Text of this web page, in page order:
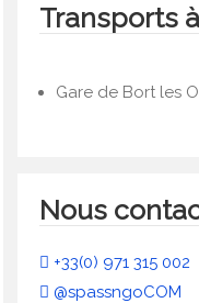
Transports
Gare de Bort les
Nous
+33(0) 971 315 002
@spassngoCOM